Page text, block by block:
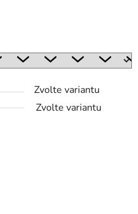
Zvolte variantu
Zvolte variantu